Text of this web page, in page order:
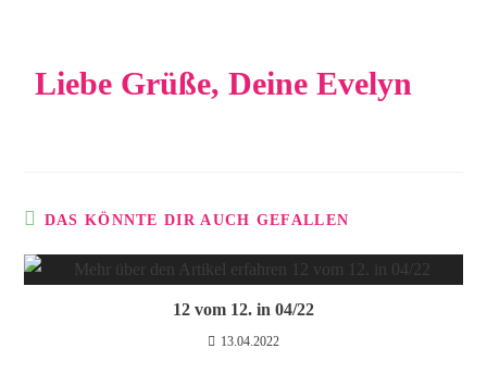
Liebe Grüße, Deine Evelyn
DAS KÖNNTE DIR AUCH GEFALLEN
12 vom 12. in 04/22
13.04.2022